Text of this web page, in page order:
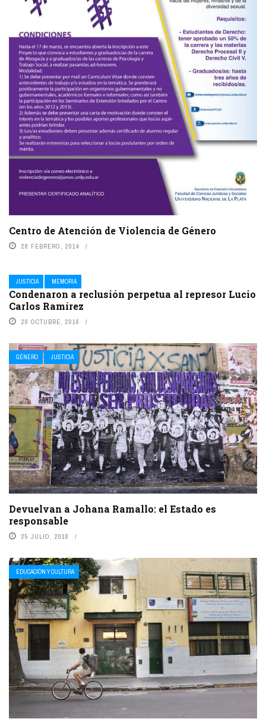
Centro de Atención de Violencia de Género
28 FEBRERO, 2014
JUSTICIA MEMORIA
Condenaron a reclusión perpetua al represor Lucio
Carlos Ramírez
20 OCTUBRE, 2016
GÉNERO JUSTICIA
Devuelvan a Johana Ramallo: el Estado es
responsable
25 JULIO, 2018
EDUCACIÓN Y CULTURA